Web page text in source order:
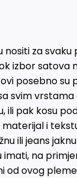
za svaku
izbor satova
posebno su
svim
ili pak kosu
i
ili jeans
na
od ovog